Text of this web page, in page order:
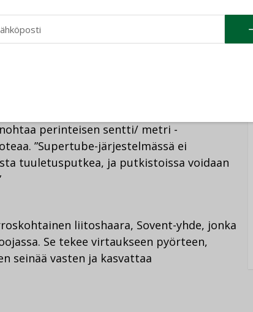
ratkaisu, jossa erikoisen pohjakulman
asennus käytännössä
kaatoa. Putken toisessa päässä
perinteisen sentti/ metri -
”Supertube-järjestelmässä ei
tuuletusputkea, ja putkistoissa voidaan
liitoshaara, Sovent-yhde, jonka
Se tekee virtaukseen pyörteen,
seinää vasten ja kasvattaa